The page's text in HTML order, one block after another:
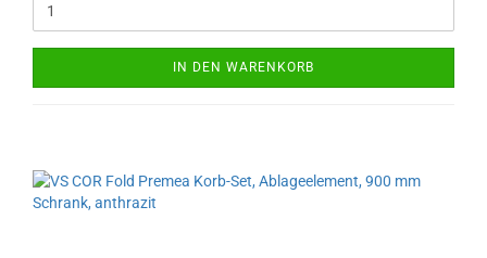
IN DEN WARENKORB